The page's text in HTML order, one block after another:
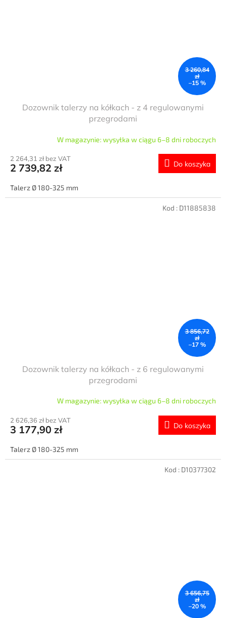
3 260,84
zł
–15 %
Dozownik talerzy na kółkach - z 4 regulowanymi
przegrodami
W magazynie: wysyłka w ciągu 6–8 dni roboczych
2 264,31 zł bez VAT
2 739,82 zł Do koszyka
Talerz Ø 180-325 mm
3 856,72
zł
–17 %
Dozownik talerzy na kółkach - z 6 regulowanymi
przegrodami
W magazynie: wysyłka w ciągu 6–8 dni roboczych
2 626,36 zł bez VAT
3 177,90 zł Do koszyka
Talerz Ø 180-325 mm
Kod : D11885838
3 656,75
zł
–20 %
Kod : D10377302